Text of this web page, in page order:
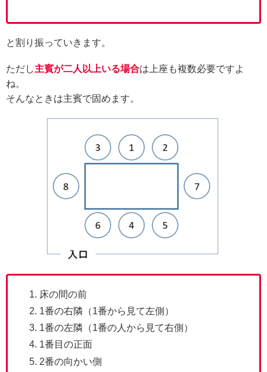
と割り振っていきます。
ただし主賓が二人以上いる場合は上座も複数必要ですよ
ね。
そんなときは主賓で固めます。
床の間の前
1番の右隣（1番から見て左側）
1番の左隣（1番の人から見て右側）
1番目の正面
2番の向かい側